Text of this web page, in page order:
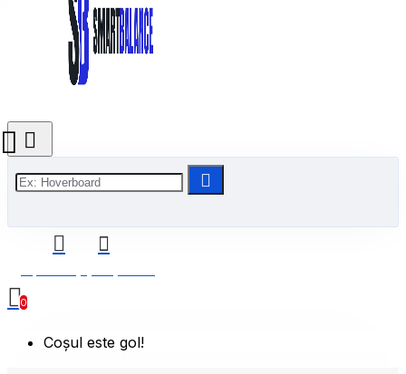
0
Coșul este gol!